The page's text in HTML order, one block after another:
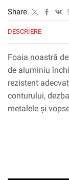
Share:
DESCRIERE
Foaia noastră
de aluminiu
rezistent
conturului,
metalele și